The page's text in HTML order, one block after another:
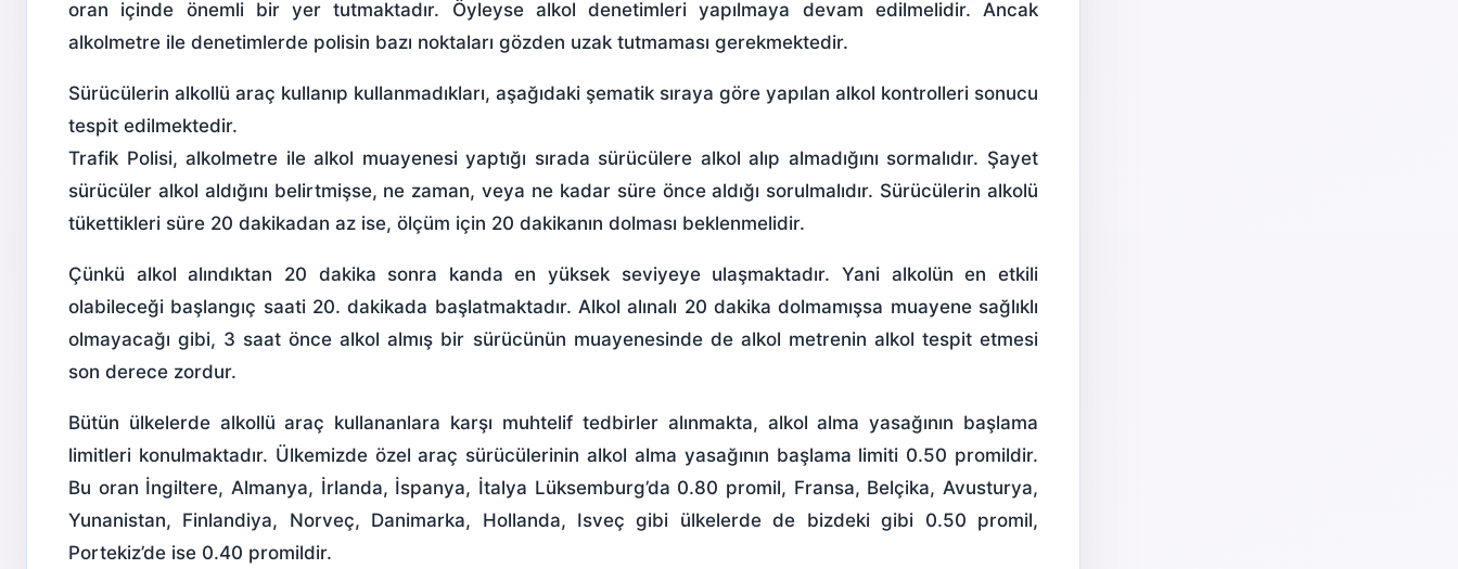
oran içinde önemli bir yer tutmaktadır. Öyleyse alkol denetimleri yapılmaya devam edilmelidir. Ancak
alkolmetre ile denetimlerde polisin bazı noktaları gözden uzak tutmaması gerekmektedir.
Sürücülerin alkollü araç kullanıp kullanmadıkları, aşağıdaki şematik sıraya göre yapılan alkol kontrolleri sonucu
tespit edilmektedir.
Trafik Polisi, alkolmetre ile alkol muayenesi yaptığı sırada sürücülere alkol alıp almadığını sormalıdır. Şayet
sürücüler alkol aldığını belirtmişse, ne zaman, veya ne kadar süre önce aldığı sorulmalıdır. Sürücülerin alkolü
tükettikleri süre 20 dakikadan az ise, ölçüm için 20 dakikanın dolması beklenmelidir.
Çünkü alkol alındıktan 20 dakika sonra kanda en yüksek seviyeye ulaşmaktadır. Yani alkolün en etkili
olabileceği başlangıç saati 20. dakikada başlatmaktadır. Alkol alınalı 20 dakika dolmamışsa muayene sağlıklı
olmayacağı gibi, 3 saat önce alkol almış bir sürücünün muayenesinde de alkol metrenin alkol tespit etmesi
son derece zordur.
Bütün ülkelerde alkollü araç kullananlara karşı muhtelif tedbirler alınmakta, alkol alma yasağının başlama
limitleri konulmaktadır. Ülkemizde özel araç sürücülerinin alkol alma yasağının başlama limiti 0.50 promildir.
Bu oran İngiltere, Almanya, İrlanda, İspanya, İtalya Lüksemburg’da 0.80 promil, Fransa, Belçika, Avusturya,
Yunanistan, Finlandiya, Norveç, Danimarka, Hollanda, Isveç gibi ülkelerde de bizdeki gibi 0.50 promil,
Portekiz’de ise 0.40 promildir.